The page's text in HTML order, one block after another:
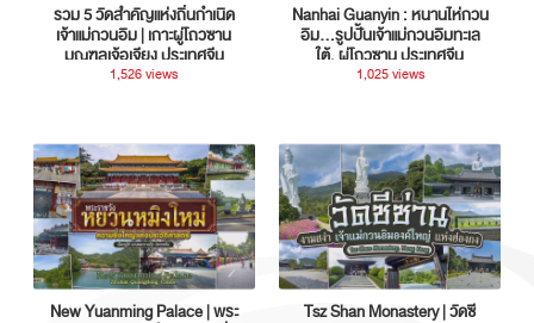
รวม 5 วัดสำคัญแห่งถิ่นกำเนิด
เจ้าแม่กวนอิม | เกาะผู่โถวซาน
มณฑลเจ้อเจียง ประเทศจีน
1,526 views
Nanhai Guanyin : หนานไห่กวน
อิม...รูปปั้นเจ้าแม่กวนอิมทะเล
ใต้, ผู่โถวซาน ประเทศจีน
1,025 views
New Yuanming Palace | พระ
Tsz Shan Monastery | วัดซี